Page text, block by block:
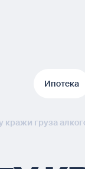
Ипотека
кражи груза